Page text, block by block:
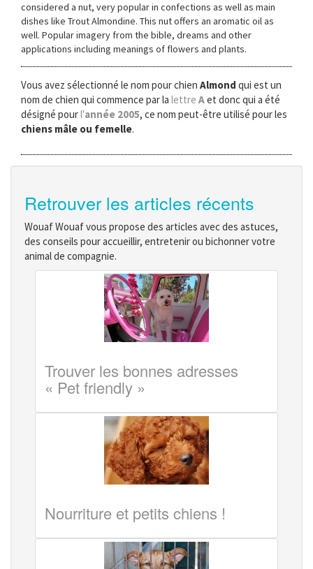
considered a nut, very popular in confections as well as main
dishes like Trout Almondine. This nut offers an aromatic oil as
well. Popular imagery from the bible, dreams and other
applications including meanings of flowers and plants.
Vous avez sélectionné le nom pour chien Almond qui est un
nom de chien qui commence par la lettre Aet donc qui a été
désigné pourl'année 2005, ce nom peut-être utilisé pour les
chiens mâle ou femelle.
Retrouver les articles récents
Wouaf Wouaf vous propose des articles avec des astuces,
des conseils pour accueillir, entretenir ou bichonner votre
animal de compagnie.
Trouver les bonnes adresses
« Pet friendly »
Nourriture et petits chiens !